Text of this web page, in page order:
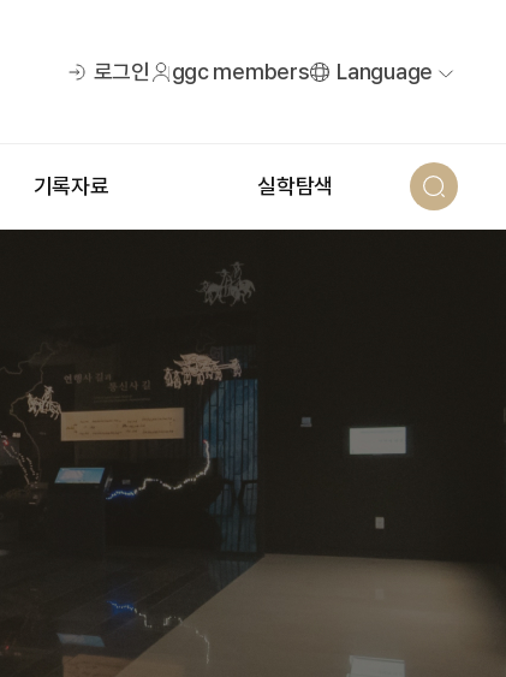
로그인 ggc members Language
기록자료 실학탐색